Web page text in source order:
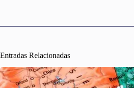
Entradas Relacionadas